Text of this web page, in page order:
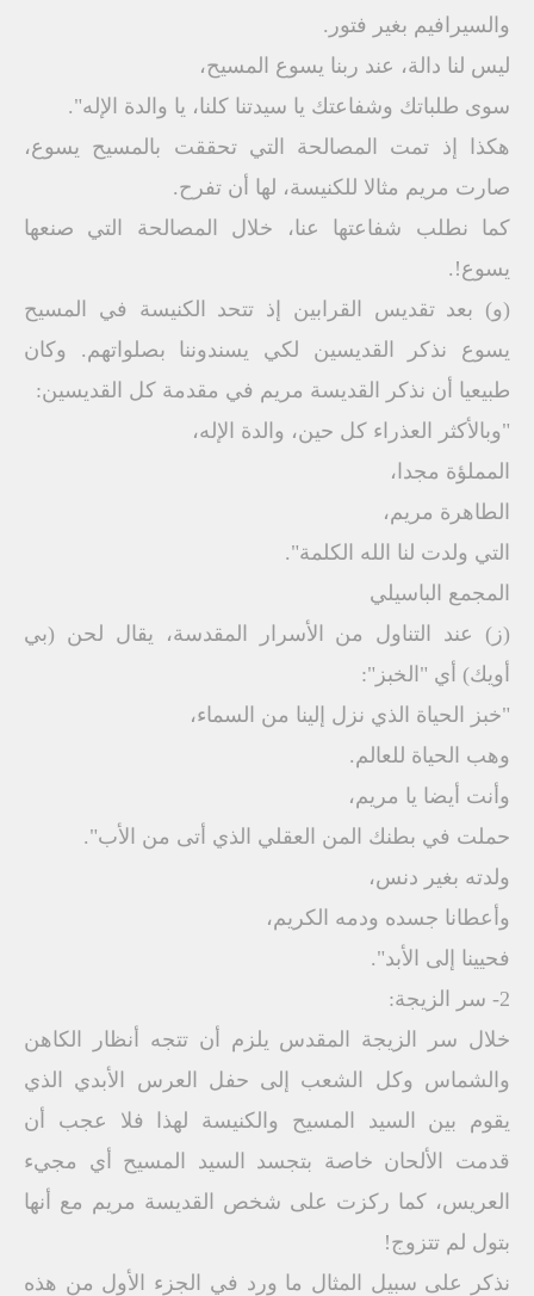
والسيرافيم بغير فتور.
ليس لنا دالة، عند ربنا يسوع المسيح،
سوى طلباتك وشفاعتك يا سيدتنا كلنا، يا والدة الإله".
هكذا إذ تمت المصالحة التي تحققت بالمسيح يسوع،
صارت مريم مثالا للكنيسة، لها أن تفرح.
كما نطلب شفاعتها عنا، خلال المصالحة التي صنعها
يسوع!.
(و) بعد تقديس القرابين إذ تتحد الكنيسة في المسيح
يسوع نذكر القديسين لكي يسندوننا بصلواتهم. وكان
طبيعيا أن نذكر القديسة مريم في مقدمة كل القديسين:
"وبالأكثر العذراء كل حين، والدة الإله،
المملؤة مجدا،
الطاهرة مريم،
التي ولدت لنا الله الكلمة".
المجمع الباسيلي
(ز) عند التناول من الأسرار المقدسة، يقال لحن (بي
أويك) أي "الخبز":
"خبز الحياة الذي نزل إلينا من السماء،
وهب الحياة للعالم.
وأنت أيضا يا مريم،
حملت في بطنك المن العقلي الذي أتى من الأب".
ولدته بغير دنس،
وأعطانا جسده ودمه الكريم،
فحيينا إلى الأبد".
2- سر الزيجة:
خلال سر الزيجة المقدس يلزم أن تتجه أنظار الكاهن
والشماس وكل الشعب إلى حفل العرس الأبدي الذي
يقوم بين السيد المسيح والكنيسة لهذا فلا عجب أن
قدمت الألحان خاصة بتجسد السيد المسيح أي مجيء
العريس، كما ركزت على شخص القديسة مريم مع أنها
بتول لم تتزوج!
نذكر على سبيل المثال ما ورد في الجزء الأول من هذه